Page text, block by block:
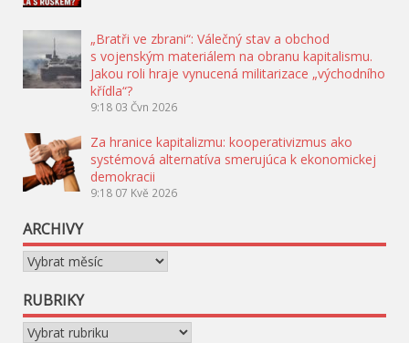
„Bratři ve zbrani“: Válečný stav a obchod
s vojenským materiálem na obranu kapitalismu.
Jakou roli hraje vynucená militarizace „východního
křídla“?
9:18 03 Čvn 2026
Za hranice kapitalizmu: kooperativizmus ako
systémová alternatíva smerujúca k ekonomickej
demokracii
9:18 07 Kvě 2026
ARCHIVY
Archivy
RUBRIKY
Rubriky